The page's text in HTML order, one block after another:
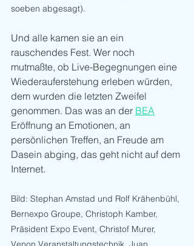
soeben abgesagt).
Und alle kamen sie an ein
rauschendes Fest. Wer noch
mutmaßte, ob Live-Begegnungen eine
Wiederauferstehung erleben würden,
dem wurden die letzten Zweifel
genommen. Das was an der BEA
Eröffnung an Emotionen, an
persönlichen Treffen, an Freude am
Dasein abging, das geht nicht auf dem
Internet.
Bild: Stephan Amstad und Rolf Krähenbühl,
Bernexpo Groupe, Christoph Kamber,
Präsident Expo Event, Christof Murer,